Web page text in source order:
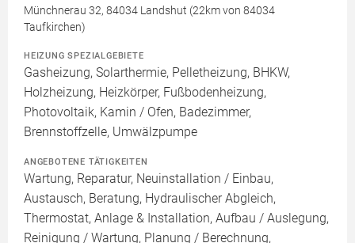
Münchnerau 32, 84034 Landshut (22km von 84034
Taufkirchen)
HEIZUNG SPEZIALGEBIETE
Gasheizung, Solarthermie, Pelletheizung, BHKW,
Holzheizung, Heizkörper, Fußbodenheizung,
Photovoltaik, Kamin / Ofen, Badezimmer,
Brennstoffzelle, Umwälzpumpe
ANGEBOTENE TÄTIGKEITEN
Wartung, Reparatur, Neuinstallation / Einbau,
Austausch, Beratung, Hydraulischer Abgleich,
Thermostat, Anlage & Installation, Aufbau / Auslegung,
Reinigung / Wartung, Planung / Berechnung,